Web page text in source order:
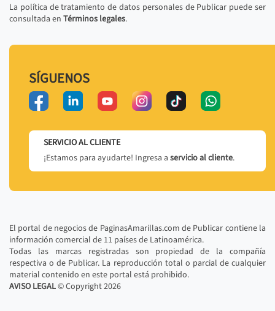
La política de tratamiento de datos personales de Publicar puede ser
consultada en Términos legales.
SÍGUENOS
SERVICIO AL CLIENTE
¡Estamos para ayudarte! Ingresa a servicio al cliente.
El portal de negocios de PaginasAmarillas.com de Publicar contiene la
información comercial de 11 países de Latinoamérica.
Todas las marcas registradas son propiedad de la compañía
respectiva o de Publicar. La reproducción total o parcial de cualquier
material contenido en este portal está prohibido.
AVISO LEGAL© Copyright2026